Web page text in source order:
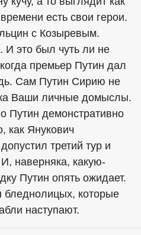
есть свои герои.
с Козыревым.
это был чуть ли не
премьер Путин дал
Сам Путин Сирию не
Ваши личные домыслы.
Путин демонстративно
как Янукович
третий тур и
наверняка, какую-
Путин опять ожидает.
бледнолицых, которые
наступают.